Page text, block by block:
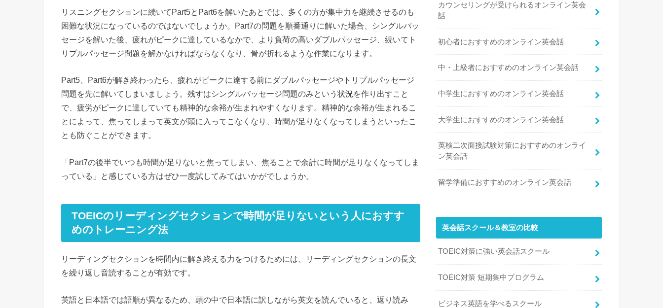
リスニングセクションに続いてPart5とPart6を解いたあとでは、多くの方が集中力を継続させるのも
困難な状況になっているのではないでしょうか。Part7の問題を順番通りに解いた場合、シングルパッ
セージを解いた後、疲れがピークに達しているなかで、より負荷の高いダブルパッセージ、続いてト
リプルパッセージ問題を解かなければならなくなり、骨が折れるような作業になります。
Part5、Part6が解き終わったら、疲れがピークに達する前にダブルパッセージやトリプルパッセージ
問題を先に解いてしまいましょう。残すはシングルパッセージ問題のみという状況を作り出すこと
で、疲労がピークに達していても精神的な余裕が生まれやすくなります。精神的な余裕が生まれるこ
とによって、焦ってしまって英文が頭に入ってこなくなり、時間が足りなくなってしまうといったこ
とも防ぐことができます。
「Part7の後半でいつも時間が足りないと焦ってしまい、焦ることで余計に時間が足りなくなってしま
っている」と感じている方はぜひ一度試してみてはいかがでしょうか。
TOEICのリーディングセクションで時間が足りないという人におすす
めのトレーニング法
リーディングセクションを時間内に解き終える力をつけるためには、リーディングセクションの長文
を繰り返し音読することが有効です。
英語と日本語では語順が異なるため、頭の中で日本語に訳しながら英文を読んでいると、返り読み
カウンセリングが受けられるオンライン英会
話
初心者におすすめのオンライン英会話
中・上級者におすすめのオンライン英会話
中学生におすすめのオンライン英会話
大学生におすすめのオンライン英会話
英検二次面接試験対策におすすめのオンライ
ン英会話
留学準備におすすめのオンライン英会話
英会話スクール＆教室の比較
TOEIC対策に強い英会話スクール
TOEIC対策 短期集中プログラム
ビジネス英語を学べるスクール